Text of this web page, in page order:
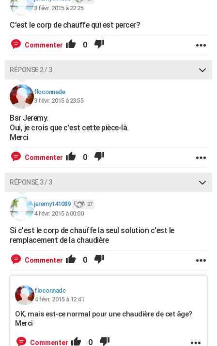
3 févr. 2015 à 22:25
C'est le corp de chauffe qui est percer?
Commenter 0
RÉPONSE 2 / 3
floconnade
3 févr. 2015 à 23:55
Bsr Jeremy.
Oui, je crois que c'est cette pièce-là.
Merci
Commenter 0
RÉPONSE 3 / 3
jeremy141089 27
4 févr. 2015 à 00:00
Si c'est le corp de chauffe la seul solution c'est le
remplacement de la chaudière
Commenter 0
floconnade
4 févr. 2015 à 12:41
OK, mais est-ce normal pour une chaudière de cet âge?
Merci
Commenter 0